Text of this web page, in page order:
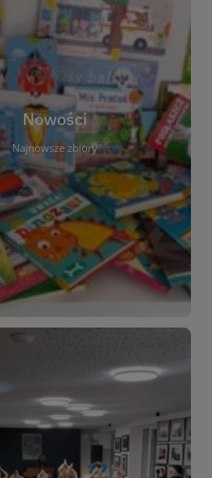
Nowości
Najnowsze zbiory
prezentujemy najnowsze książki,
filmy, które właśnie trafiły do
Miejskiej Biblioteki Publicznej w
Regularnie aktualizujemy listę,
mogli na bieżąco odkrywać świeże
premiery wydawnicze. Każda
opatrzona jest krótkim opisem i
dostępności w katalogu. Zachęcamy
odwiedzin – nowości pojawiają się
tygodnia! Dzięki tej zakładce
wiedzieć, co warto przeczytać
jako pierwsze.
WIĘCEJ
do książek od najmłodszych lat.
do wspólnej zabawy i odkrywania
świata literatury!
WIĘCEJ